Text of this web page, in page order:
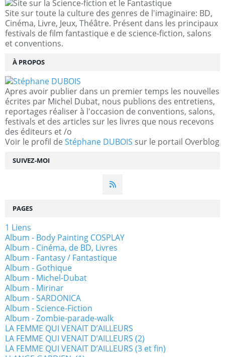
SUIVEZ-MOI
Site sur toute la culture des genres de l'imaginaire: BD,
Cinéma, Livre, Jeux, Théâtre. Présent dans les principaux
festivals de film fantastique e de science-fiction, salons
et conventions.
À PROPOS
Apres avoir publier dans un premier temps les nouvelles
écrites par Michel Dubat, nous publions des entretiens,
reportages réaliser à l'occasion de conventions, salons,
festivals et des articles sur les livres que nous recevons
des éditeurs et /o
Voir le profil de Stéphane DUBOIS sur le portail Overblog
PAGES
1 Liens
Album - Body Painting COSPLAY
Album - Cinéma, de BD, Livres
Album - Fantasy / Fantastique
Album - Gothique
Album - Michel-Dubat
Album - Mirinar
Album - SARDONICA
Album - Science-Fiction
Album - Zombie-parade-walk
LA FEMME QUI VENAIT D’AILLEURS
LA FEMME QUI VENAIT D’AILLEURS (2)
LA FEMME QUI VENAIT D’AILLEURS (3 et fin)